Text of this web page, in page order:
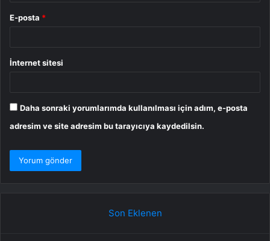
E-posta *
İnternet sitesi
Daha sonraki yorumlarımda kullanılması için adım, e-posta
adresim ve site adresim bu tarayıcıya kaydedilsin.
Son Eklenen